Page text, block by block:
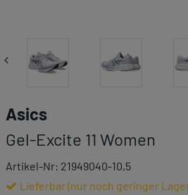
Asics
Gel-Excite 11 Women
Artikel-Nr: 21949040-10,5
Lieferbar (nur noch geringer